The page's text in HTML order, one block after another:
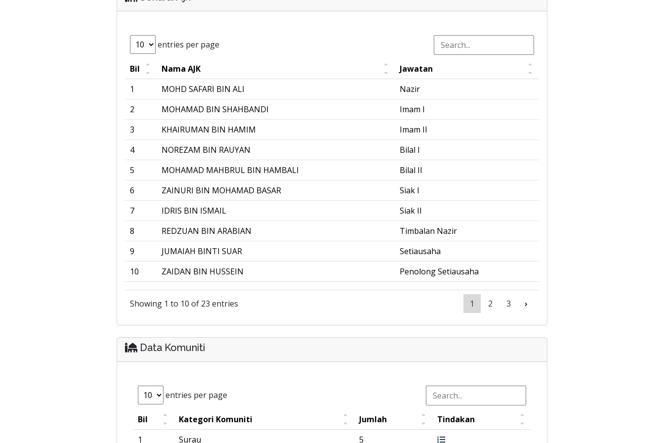
entries per page
Bil Nama AJK
Jawatan
1
MOHD SAFARI BIN ALI
Nazir
2
MOHAMAD BIN SHAHBANDI
Imam I
3
KHAIRUMAN BIN HAMIM
Imam II
4
NOREZAM BIN RAUYAN
Bilal I
5
MOHAMAD MAHBRUL BIN HAMBALI
Bilal II
6
ZAINURI BIN MOHAMAD BASAR
Siak I
7
IDRIS BIN ISMAIL
Siak II
8
REDZUAN BIN ARABIAN
Timbalan Nazir
9
JUMAIAH BINTI SUAR
Setiausaha
10
ZAIDAN BIN HUSSEIN Penolong Setiausaha
Showing 1 to 10 of 23 entries 1 2 3 ›
Data Komuniti
entries per page
Bil Kategori Komuniti Jumlah
Tindakan
1
Surau
5